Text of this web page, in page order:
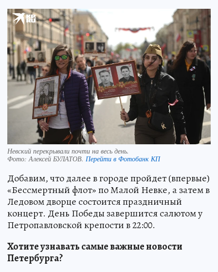
Невский перекрывали почти на весь день.
Фото: Алексей БУЛАТОВ. Перейти в Фотобанк КП
Добавим, что далее в городе пройдет (впервые)
«Бессмертный флот» по Малой Невке, а затем в
Ледовом дворце состоится праздничный
концерт. День Победы завершится салютом у
Петропавловской крепости в 22:00.
Хотите узнавать самые важные новости
Петербурга?